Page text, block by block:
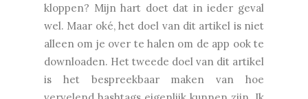
kloppen? Mijn hart doet dat in ieder geval
wel. Maar oké, het doel van dit artikel is niet
alleen om je over te halen om de app ook te
downloaden. Het tweede doel van dit artikel
is het bespreekbaar maken van hoe